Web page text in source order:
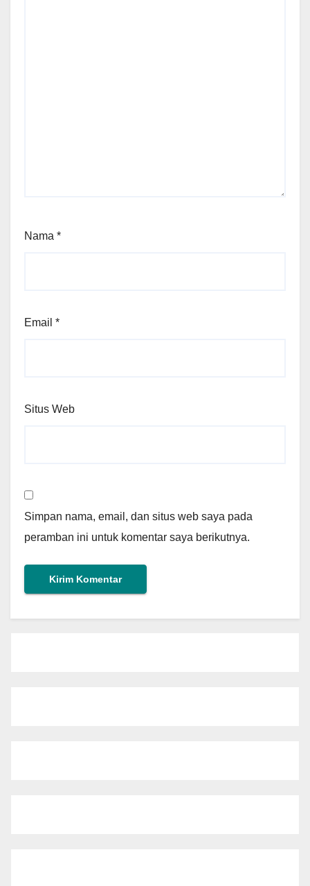
Nama *
Email *
Situs Web
Simpan nama, email, dan situs web saya pada
peramban ini untuk komentar saya berikutnya.